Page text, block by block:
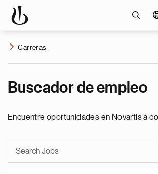
Carreras
Buscador de empleo
Encuentre oportunidades en Novartis a